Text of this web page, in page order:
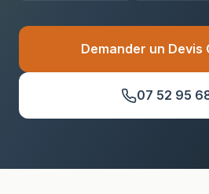
Demander un Devis
07 52 95